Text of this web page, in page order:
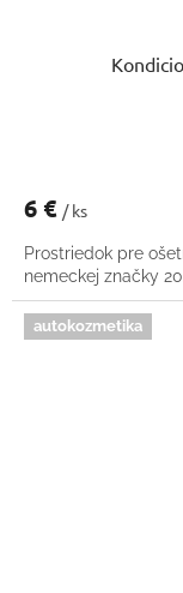
6 € / ks
Prostriedok pre
nemeckej značky
autokozmetika